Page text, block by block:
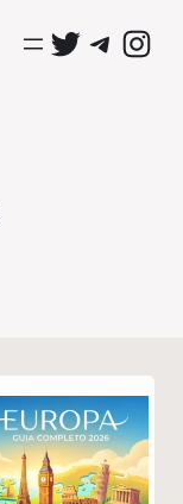
Perfil Oficial no Twitter
Grupo Oficial no
Perfil